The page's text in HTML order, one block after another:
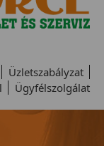
Üzletszabályzat
Ügyfélszolgálat